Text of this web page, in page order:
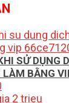
SỬ DỤNG
LÀM BẰNG